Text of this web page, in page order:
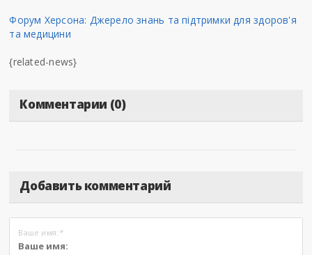
Форум Херсона: Джерело знань та підтримки для здоров'я
та медицини
{related-news}
Комментарии (0)
Добавить комментарий
Ваше имя: *